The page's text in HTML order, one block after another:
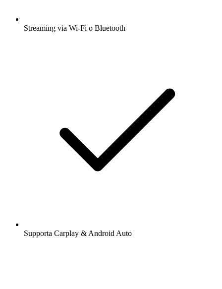
Streaming via Wi-Fi o Bluetooth
Supporta Carplay & Android Auto